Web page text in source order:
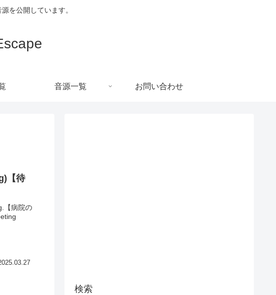
を公開しています。
音源一覧 お問い合わせ
【待
【病院の
検索